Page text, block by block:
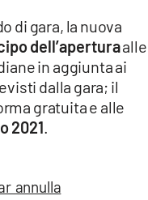
di gara, la nuova
dell’aperturaalle
in aggiunta ai
dalla gara; il
gratuita e alle
2021.
annulla